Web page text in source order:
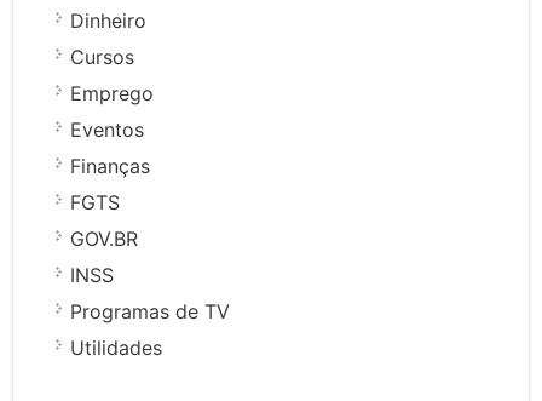
Dinheiro
Cursos
Emprego
Eventos
Finanças
FGTS
GOV.BR
INSS
Programas de TV
Utilidades